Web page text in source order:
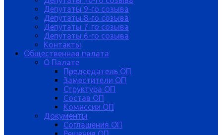
Депутаты 9-го созыва
Депутаты 8-го созыва
Депутаты 7-го созыва
Депутаты 6-го созыва
Контакты
Общественная палата
О Палате
Председатель ОП
Заместители ОП
Структура ОП
Состав ОП
Комиссии ОП
Документы
Соглашения ОП